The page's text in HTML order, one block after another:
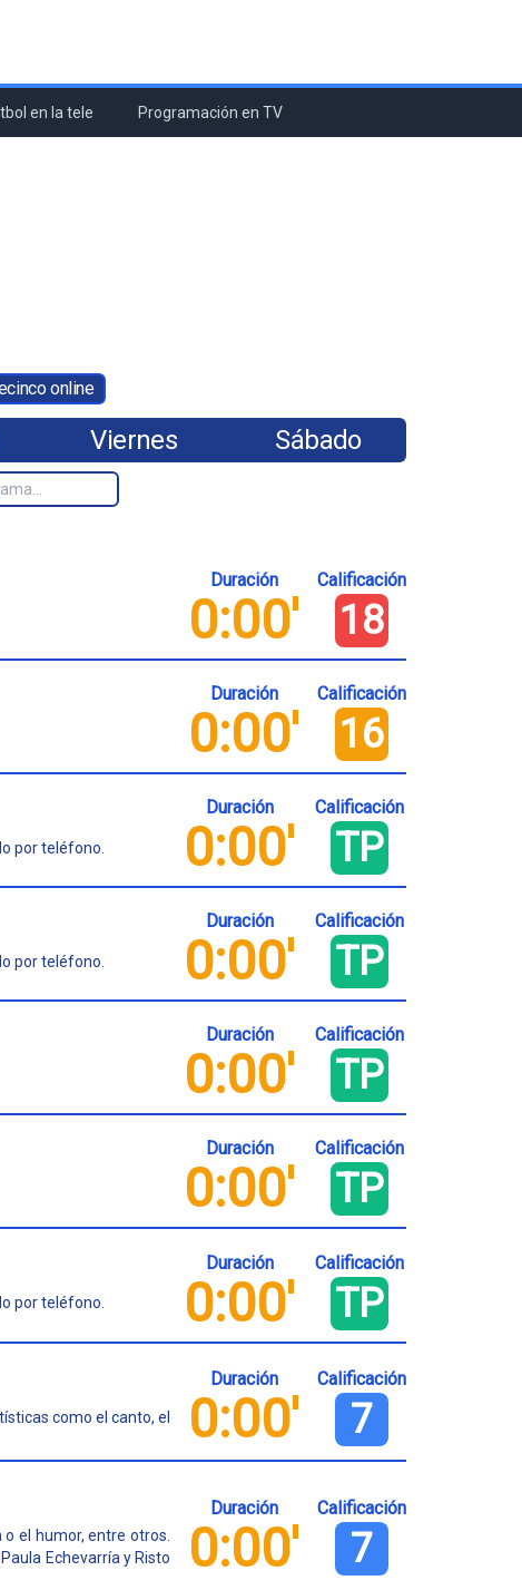
en la tele Programación en TV
online
Viernes Sábado
Duración
0:00'
Calificación
18
Duración
0:00'
Calificación
16
por teléfono.
Duración
0:00'
Calificación
TP
por teléfono.
Duración
0:00'
Calificación
TP
Duración
0:00'
Calificación
TP
Duración
0:00'
Calificación
TP
por teléfono.
Duración
0:00'
Calificación
TP
como el canto, el
Duración
0:00'
Calificación
7
el humor, entre otros.
Echevarría y Risto
Duración
0:00'
Calificación
7